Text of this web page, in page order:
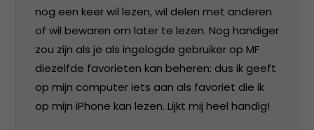
nog een keer wil lezen, wil delen met anderen
of wil bewaren om later te lezen. Nog handiger
zou zijn als je als ingelogde gebruiker op MF
diezelfde favorieten kan beheren: dus ik geeft
op mijn computer iets aan als favoriet die ik
op mijn iPhone kan lezen. Lijkt mij heel handig!